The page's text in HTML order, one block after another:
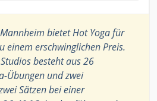
bietet Hot Yoga für
einem erschwinglichen Preis.
besteht aus 26
Übungen und zwei
Sätzen bei einer